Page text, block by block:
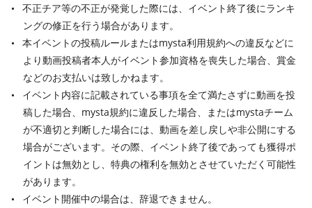
不正チア等の不正が発覚した際には、イベント終了後にランキ
ングの修正を行う場合があります。
本イベントの投稿ルールまたはmysta利用規約への違反などに
より動画投稿者本人がイベント参加資格を喪失した場合、賞金
などのお支払いは致しかねます。
イベント内容に記載されている事項を全て満たさずに動画を投
稿した場合、mysta規約に違反した場合、またはmystaチーム
が不適切と判断した場合には、動画を差し戻しや非公開にする
場合がございます。その際、イベント終了後であっても獲得ポ
イントは無効とし、特典の権利を無効とさせていただく可能性
があります。
イベント開催中の場合は、辞退できません。